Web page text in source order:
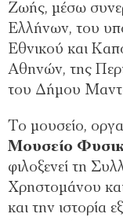
Ζωής, μέσω
Ελλήνων, του
Εθνικού και
Αθηνών, της
του Δήμου
Το μουσείο,
Μουσείο
φιλοξενεί τη
Χρηστομάνου
και την ιστορία